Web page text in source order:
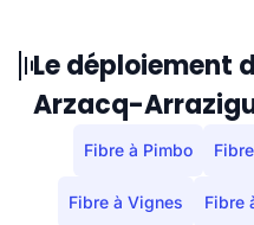
Le déploiement
Arzacq-
Fibre à Pimbo
Fibre à Vignes Fibre